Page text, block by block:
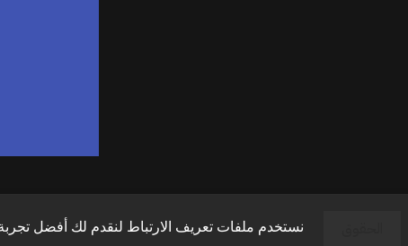
نستخدم ملفات تعريف الارتباط لنقدم لك أفضل